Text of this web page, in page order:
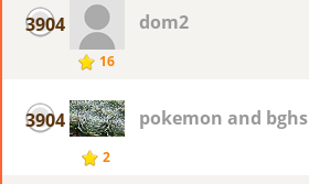
3904
16
dom2
3904
2
pokemon and bghs